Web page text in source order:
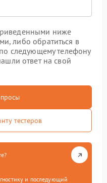
ниже
либо обратиться в
следующему телефону
ответ на свой
тестеров
и последующий